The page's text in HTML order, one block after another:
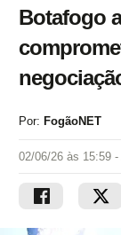
Botafogo
Por: FogãoNET
02/06/26 às 15:59 -